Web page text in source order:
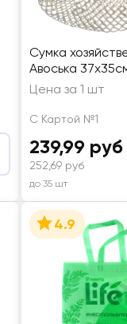
Сумка
Авоська
Цена за 1 шт
С Картой №1
239,99 руб
252,69 руб
до 35 шт
4.9